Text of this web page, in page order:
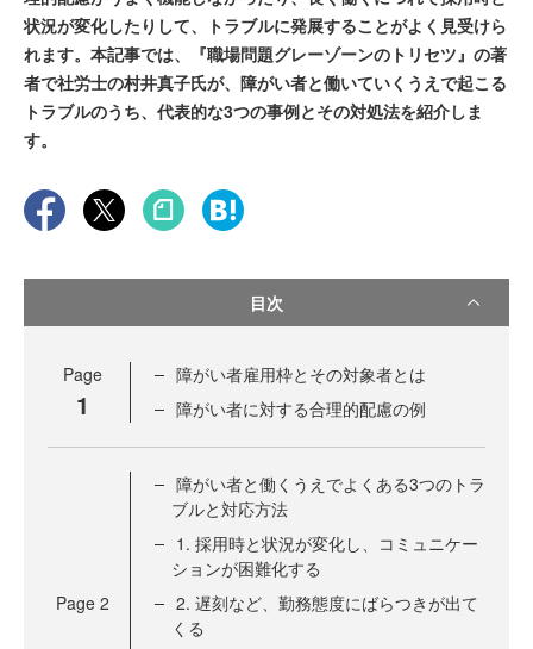
状況が変化したりして、トラブルに発展することがよく見受けら
れます。本記事では、『職場問題グレーゾーンのトリセツ』の著
者で社労士の村井真子氏が、障がい者と働いていくうえで起こる
トラブルのうち、代表的な3つの事例とその対処法を紹介しま
す。
目次
Page
1
障がい者雇用枠とその対象者とは
障がい者に対する合理的配慮の例
Page 2
障がい者と働くうえでよくある3つのトラ
ブルと対応方法
1. 採用時と状況が変化し、コミュニケー
ションが困難化する
2. 遅刻など、勤務態度にばらつきが出て
くる